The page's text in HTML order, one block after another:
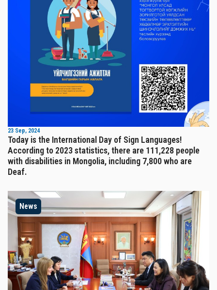
23 Sep, 2024
Today is the International Day of Sign Languages!
According to 2023 statistics, there are 111,228 people
with disabilities in Mongolia, including 7,800 who are
Deaf.
News